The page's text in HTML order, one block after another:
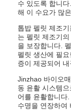
수 있도록 합니
해 이 수요가 많
톱밥 펠릿 제조
는 펠릿 제조기
을 보장합니다.
펠릿 생산에 필
증이 제공되어
Jinzhao 바이오
동 윤활 시스템
어를 윤활합니다
수명을 연장하여